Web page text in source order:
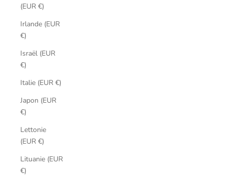
(EUR €)
Irlande (EUR
€)
Israël (EUR
€)
Italie (EUR €)
Japon (EUR
€)
Lettonie
(EUR €)
Lituanie (EUR
€)